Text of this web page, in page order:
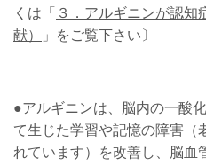
くは「 ３．アルギニンが認知
献）
」をご覧下さい 〕
●アルギニンは、脳内の一酸
て生じた学習や記憶の障害（
れています）を改善し、脳血